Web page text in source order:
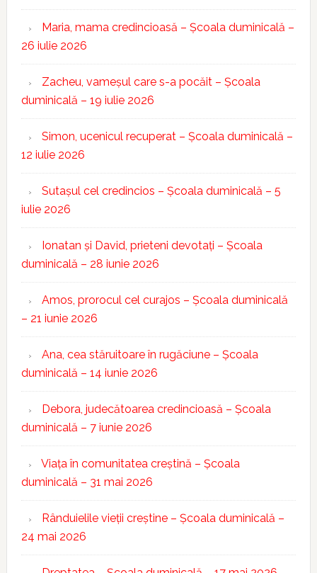
Maria, mama credincioasă – Școala duminicală –
26 iulie 2026
Zacheu, vameșul care s-a pocăit – Școala
duminicală – 19 iulie 2026
Simon, ucenicul recuperat – Școala duminicală –
12 iulie 2026
Sutașul cel credincios – Școala duminicală – 5
iulie 2026
Ionatan și David, prieteni devotați – Școala
duminicală – 28 iunie 2026
Amos, prorocul cel curajos – Școala duminicală
– 21 iunie 2026
Ana, cea stăruitoare în rugăciune – Școala
duminicală – 14 iunie 2026
Debora, judecătoarea credincioasă – Școala
duminicală – 7 iunie 2026
Viața în comunitatea creștină – Școala
duminicală – 31 mai 2026
Rânduielile vieții creștine – Școala duminicală –
24 mai 2026